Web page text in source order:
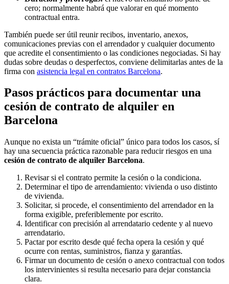
cero; normalmente habrá que valorar en qué momento
contractual entra.
También puede ser útil reunir recibos, inventario, anexos,
comunicaciones previas con el arrendador y cualquier documento
que acredite el consentimiento o las condiciones negociadas. Si hay
dudas sobre deudas o desperfectos, conviene delimitarlas antes de la
firma con asistencia legal en contratos Barcelona.
Pasos prácticos para documentar una
cesión de contrato de alquiler en
Barcelona
Aunque no exista un “trámite oficial” único para todos los casos, sí
hay una secuencia práctica razonable para reducir riesgos en una
cesión de contrato de alquiler Barcelona.
Revisar si el contrato permite la cesión o la condiciona.
Determinar el tipo de arrendamiento: vivienda o uso distinto
de vivienda.
Solicitar, si procede, el consentimiento del arrendador en la
forma exigible, preferiblemente por escrito.
Identificar con precisión al arrendatario cedente y al nuevo
arrendatario.
Pactar por escrito desde qué fecha opera la cesión y qué
ocurre con rentas, suministros, fianza y garantías.
Firmar un documento de cesión o anexo contractual con todos
los intervinientes si resulta necesario para dejar constancia
clara.